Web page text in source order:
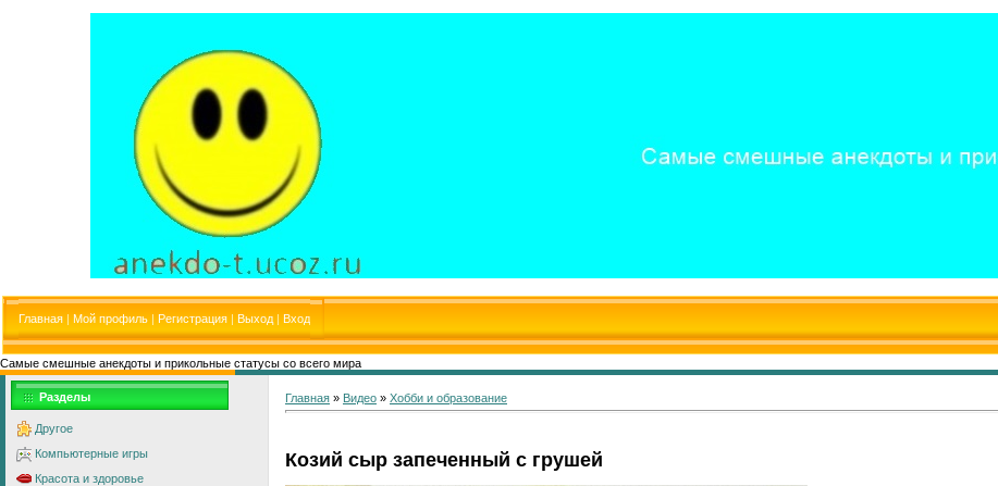
Главная | Мой профиль | Регистрация | Выход | Вход
Самые смешные анекдоты и прикольные статусы со всего мира
Разделы
Другое
Компьютерные игры
Красота и здоровье
Главная » Видео » Хобби и образование
Козий сыр запеченный с грушей